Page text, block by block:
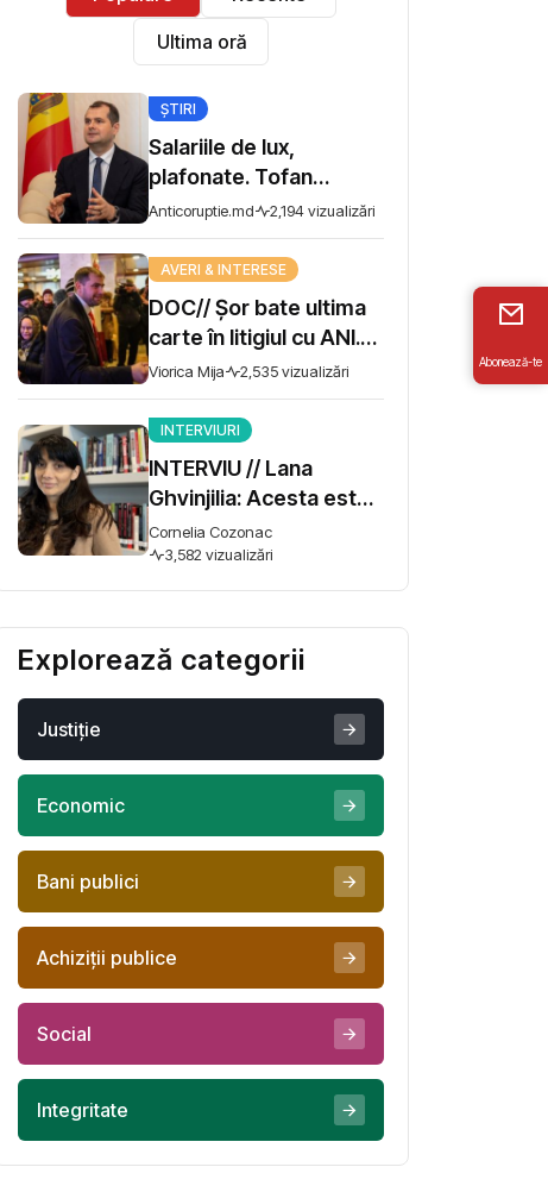
ilegal"
Ultima oră
ȘTIRI
Salariile de lux,
plafonate. Tofan
propune moratoriu
pentru prime și
bonusuri
Anticoruptie.md 2,194 vizualizări
AVERI & INTERESE
DOC// Șor bate ultima
carte în litigiul cu ANI.
Miza - 10 milioane de lei
Viorica Mija 2,535 vizualizări
INTERVIURI
INTERVIU // Lana
Ghvinjilia: Acesta este
și războiul nostru. Fără
victoria Ucrainei,
Georgia nu se poate
Cornelia Cozonac
3,582 vizualizări
Explorează categorii
Justiţie
Economic
Bani publici
Achiziţii publice
Social
Integritate
Abonează-te